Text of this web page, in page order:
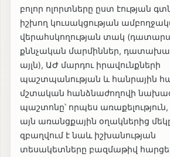
բոլոր ոլորտները ըստ էության
իշխող կուսակցության
վերահսկողության տակ
քննչական մարմիններ,
այլն), ԱԺ մարդու իրավունքների
պաշտպանության և հանրային
մշտական հանձնաժողովի
պաշտոնը՝ որպես առաքելություն,
այն առանցքային օղակներից
զբաղվում է նաև իշխանության
տեսակետները բազմաթիվ